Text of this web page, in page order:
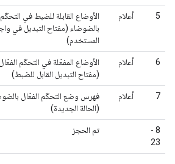
5 أعلام
الأوضاع القابلة للضبط في التحكّم
بالضوضاء (مفتاح التبديل في
المستخدم)
6 أعلام
الأوضاع المفعّلة في التحكّم
(مفتاح التبديل القابل للضبط)
7 أعلام
فهرس وضع التحكّم الفعّال
(الحالة الجديدة)
8 -
23
تم الحجز